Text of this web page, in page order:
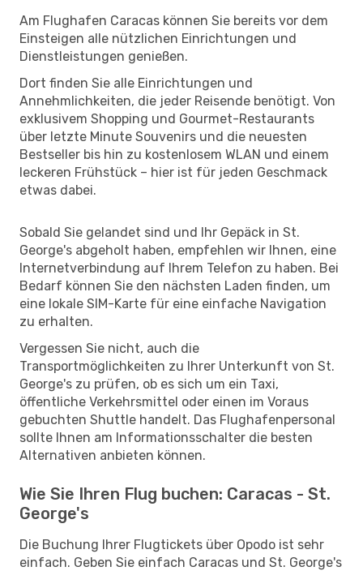
Am Flughafen Caracas können Sie bereits vor dem
Einsteigen alle nützlichen Einrichtungen und
Dienstleistungen genießen.
Dort finden Sie alle Einrichtungen und
Annehmlichkeiten, die jeder Reisende benötigt. Von
exklusivem Shopping und Gourmet-Restaurants
über letzte Minute Souvenirs und die neuesten
Bestseller bis hin zu kostenlosem WLAN und einem
leckeren Frühstück – hier ist für jeden Geschmack
etwas dabei.
Sobald Sie gelandet sind und Ihr Gepäck in St.
George's abgeholt haben, empfehlen wir Ihnen, eine
Internetverbindung auf Ihrem Telefon zu haben. Bei
Bedarf können Sie den nächsten Laden finden, um
eine lokale SIM-Karte für eine einfache Navigation
zu erhalten.
Vergessen Sie nicht, auch die
Transportmöglichkeiten zu Ihrer Unterkunft von St.
George's zu prüfen, ob es sich um ein Taxi,
öffentliche Verkehrsmittel oder einen im Voraus
gebuchten Shuttle handelt. Das Flughafenpersonal
sollte Ihnen am Informationsschalter die besten
Alternativen anbieten können.
Wie Sie Ihren Flug buchen: Caracas - St.
George's
Die Buchung Ihrer Flugtickets über Opodo ist sehr
einfach. Geben Sie einfach Caracas und St. George's